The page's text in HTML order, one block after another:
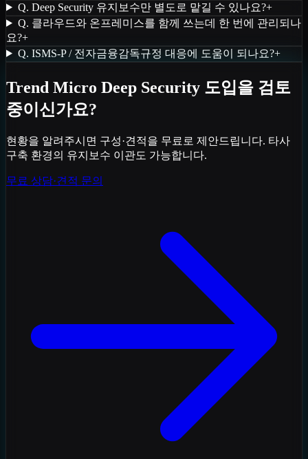
Q. Deep Security 유지보수만 별도로 맡길 수 있나요?+
Q. 클라우드와 온프레미스를 함께 쓰는데 한 번에 관리되나
요?+
Q. ISMS-P / 전자금융감독규정 대응에 도움이 되나요?+
Trend Micro Deep Security 도입을 검토
중이신가요?
현황을 알려주시면 구성·견적을 무료로 제안드립니다. 타사
구축 환경의 유지보수 이관도 가능합니다.
무료 상담·견적 문의